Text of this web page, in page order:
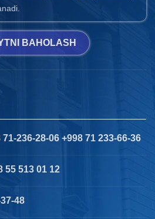
BAHOLASH
236-28-06 +998 71 233-66-36
55 513 01 12
48